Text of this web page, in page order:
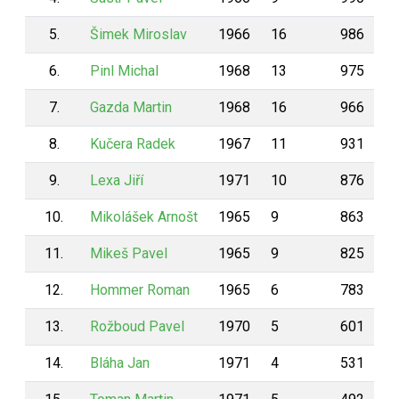
5. Šimek Miroslav 1966 16 986
6. Pinl Michal 1968 13 975
7. Gazda Martin 1968 16 966
8. Kučera Radek 1967 11 931
9. Lexa Jiří 1971 10 876
10. Mikolášek Arnošt 1965 9 863
11. Mikeš Pavel 1965 9 825
12. Hommer Roman 1965 6 783
13. Rožboud Pavel 1970 5 601
14. Bláha Jan 1971 4 531